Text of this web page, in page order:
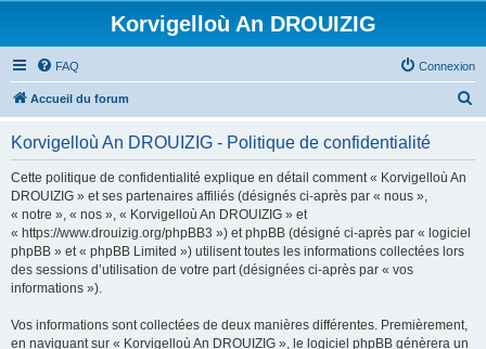
Korvigelloù An DROUIZIG
FAQ Connexion
Accueil du forum
Korvigelloù An DROUIZIG - Politique de confidentialité
Cette politique de confidentialité explique en détail comment « Korvigelloù An
DROUIZIG » et ses partenaires affiliés (désignés ci-après par « nous »,
« notre », « nos », « Korvigelloù An DROUIZIG » et
« https://www.drouizig.org/phpBB3 ») et phpBB (désigné ci-après par « logiciel
phpBB » et « phpBB Limited ») utilisent toutes les informations collectées lors
des sessions d’utilisation de votre part (désignées ci-après par « vos
informations »).
Vos informations sont collectées de deux manières différentes. Premièrement,
en naviguant sur « Korvigelloù An DROUIZIG », le logiciel phpBB génèrera un